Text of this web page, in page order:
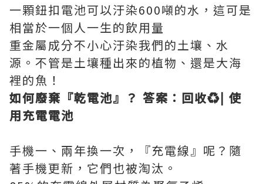
一顆鈕扣電池可以汙染600噸的水，這可是
相當於一個人一生的飲用量
重金屬成分不小心汙染我們的土壤、水
源。不管是土壤種出來的植物、還是大海
裡的魚！
如何廢棄『乾電池』？ 答案：回收♻️| 使
用充電電池
手機一、兩年換一次，『充電線』呢？隨
著手機更新，它們也被淘汰。